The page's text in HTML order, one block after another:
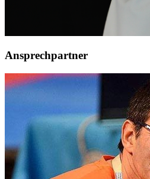
Ansprechpartner